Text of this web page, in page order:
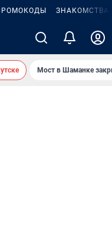
ЗНАКОМСТВА
Мост в Шаманке